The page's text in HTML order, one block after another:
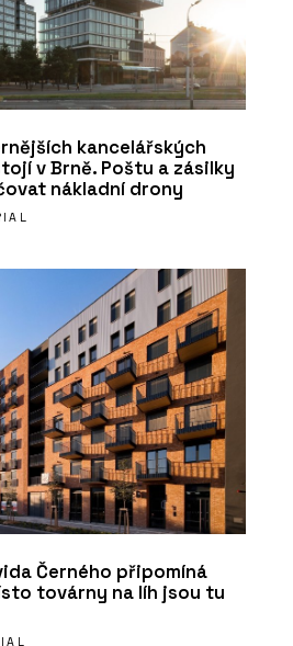
kancelářských
v Brně. Poštu a zásilky
nákladní drony
Černého připomíná
továrny na líh jsou tu